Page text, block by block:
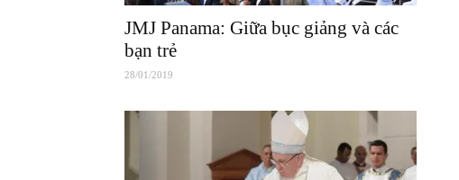
JMJ Panama: Giữa bục giảng và các
bạn trẻ
28/01/2019